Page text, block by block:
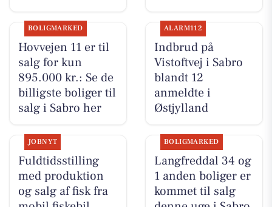
BOLIGMARKED
Hovvejen 11 er til
salg for kun
895.000 kr.: Se de
billigste boliger til
salg i Sabro her
ALARM112
Indbrud på
Vistoftvej i Sabro
blandt 12
anmeldte i
Østjylland
JOBNYT
Fuldtidsstilling
med produktion
og salg af fisk fra
BOLIGMARKED
Langfreddal 34 og
1 anden boliger er
kommet til salg